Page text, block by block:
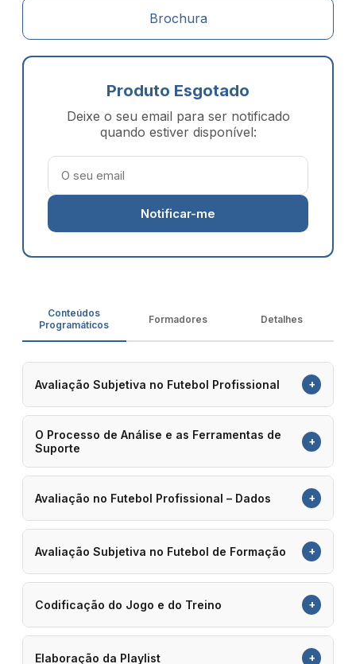
Brochura
Produto Esgotado
Deixe o seu email para ser notificado
quando estiver disponível:
Notificar-me
Conteúdos
Programáticos
Formadores Detalhes
Avaliação Subjetiva no Futebol Profissional +
O Processo de Análise e as Ferramentas de
Suporte
+
Avaliação no Futebol Profissional – Dados +
Avaliação Subjetiva no Futebol de Formação +
Codificação do Jogo e do Treino +
Elaboração da Playlist +